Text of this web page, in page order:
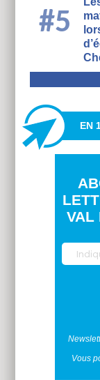
#5
EN
VAL
Vous